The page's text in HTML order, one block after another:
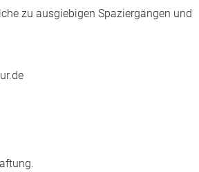
zu ausgiebigen Spaziergängen und